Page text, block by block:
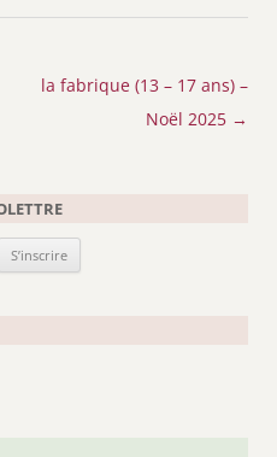
la fabrique (13 – 17 ans) –
Noël 2025 →